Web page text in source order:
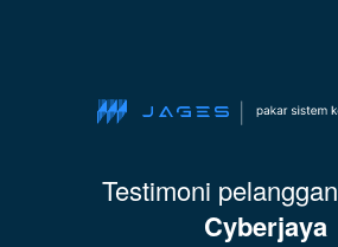
Testimoni pelanggan
Cyberjaya